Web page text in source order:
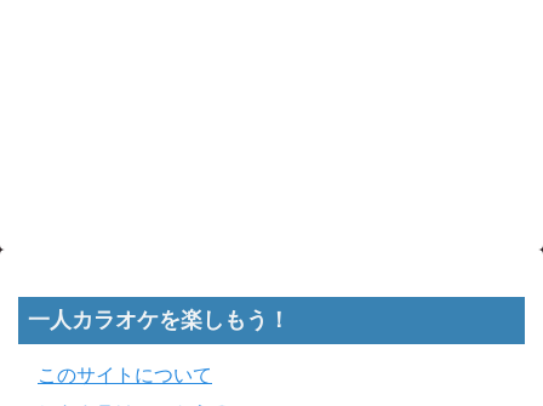
一人カラオケを楽しもう！
このサイトについて